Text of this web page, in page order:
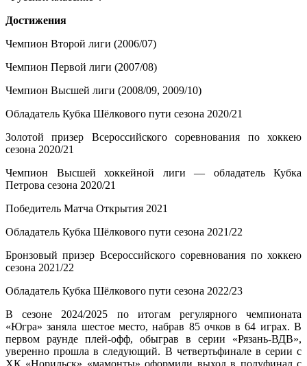
Достижения
Чемпион Второй лиги (2006/07)
Чемпион Первой лиги (2007/08)
Чемпион Высшей лиги (2008/09, 2009/10)
Обладатель Кубка Шёлкового пути сезона 2020/21
Золотой призер Всероссийского соревнования по хоккею
сезона 2020/21
Чемпион Высшей хоккейной лиги — обладатель Кубка
Петрова сезона 2020/21
Победитель Матча Открытия 2021
Обладатель Кубка Шёлкового пути сезона 2021/22
Бронзовый призер Всероссийского соревнования по хоккею
сезона 2021/22
Обладатель Кубка Шёлкового пути сезона 2022/23
В сезоне 2024/2025 по итогам регулярного чемпионата
«Югра» заняла шестое место, набрав 85 очков в 64 играх. В
первом раунде плей-офф, обыграв в серии «Рязань-ВДВ»,
уверенно прошла в следующий. В четвертьфинале в серии с
ХК «Норильск» «мамонты» оформили выход в полуфинал с